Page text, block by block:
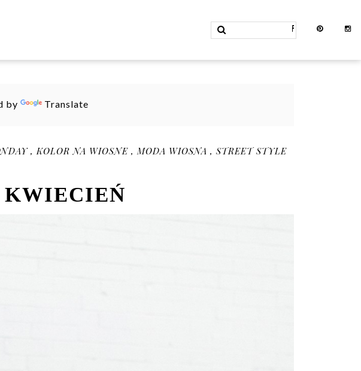
by Translate
,KOLOR NA WIOSNE ,MODA WIOSNA ,STREET STYLE